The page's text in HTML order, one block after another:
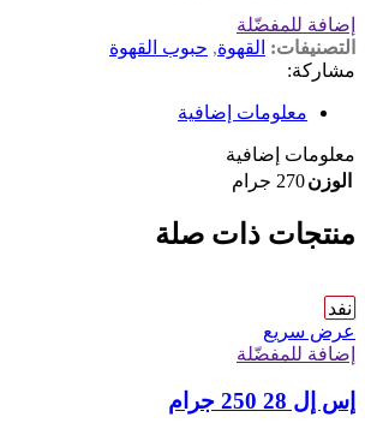
إضافة للمفضّلة
التصنيفات: القهوة, حبوب القهوة
مشاركة:
معلومات إضافية
معلومات إضافية
الوزن270 جرام
منتجات ذات صلة
نفد
عرض سريع
إضافة للمفضّلة
إس إل 28 250 جرام